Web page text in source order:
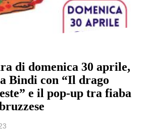
di domenica 30 aprile,
Bindi con “Il drago
e il pop-up tra fiaba